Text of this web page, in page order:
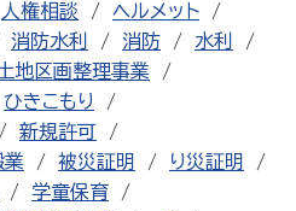
人権相談
ヘルメット
消防水利 消防
水利
地区画整理事業
ひきこもり
新規許可
業
被災証明
り災証明
学童保育